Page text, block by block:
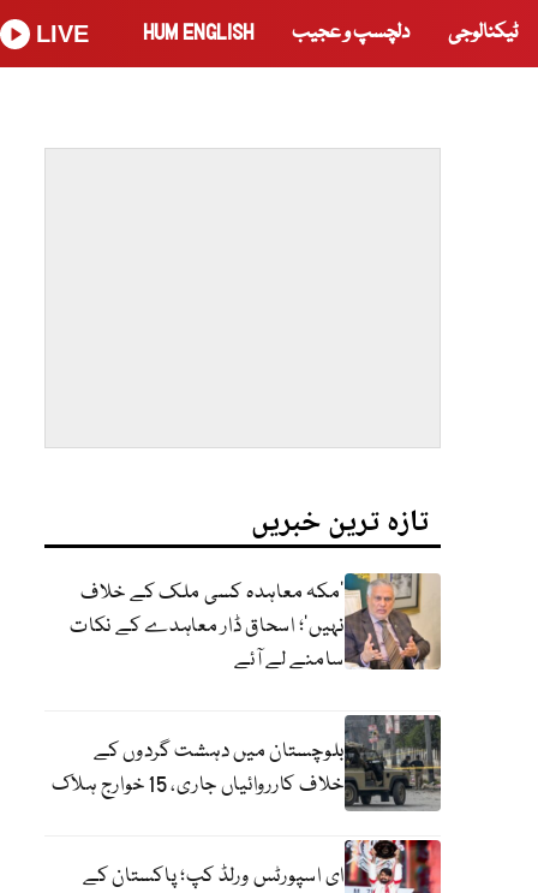
ٹیکنالوجی دلچسپ و عجیب HUM ENGLISH
LIVE
تازہ ترین خبریں
‘مکہ معاہدہ کسی ملک کے خلاف
نہیں’؛ اسحاق ڈار معاہدے کے نکات
سامنے لے آئے
بلوچستان میں دہشت گردوں کے
خلاف کارروائیاں جاری، 15 خوارج ہلاک
ای اسپورٹس ورلڈ کپ؛ پاکستان کے